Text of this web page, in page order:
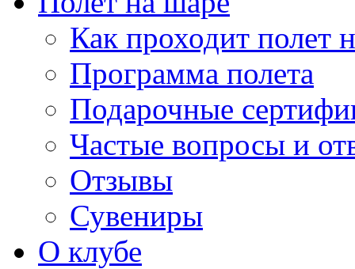
Как проходит полет
Программа полета
Подарочные
Частые вопросы и
Отзывы
Сувениры
О клубе